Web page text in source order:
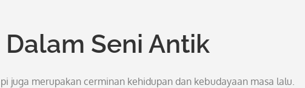
Seni Antik
juga merupakan cerminan kehidupan dan kebudayaan masa lalu.